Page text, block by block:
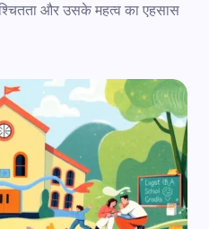
और उसके महत्व का एहसास